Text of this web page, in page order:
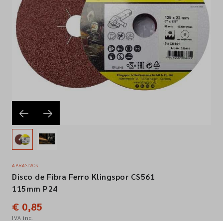
Pedidos de cotação
Marcas
Favoritos
Empresa
Contactos
Siga-nos nas redes sociais
ABRASIVOS
Disco de Fibra Ferro Klingspor CS561
115mm P24
€ 0,85
IVA inc.